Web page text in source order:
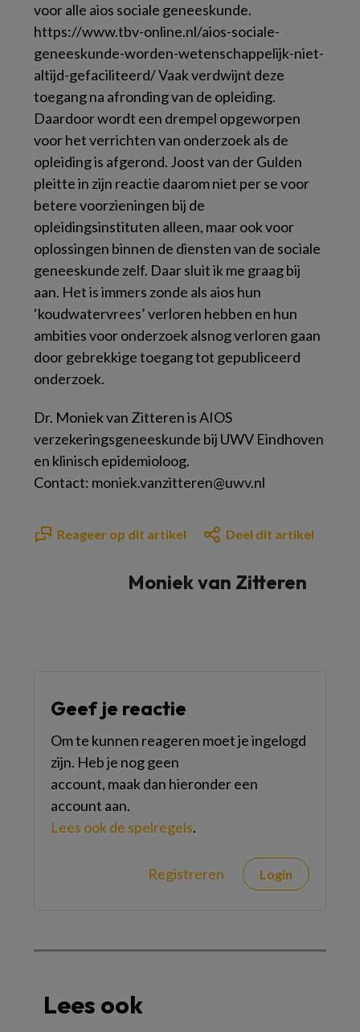
voor alle aios sociale geneeskunde.
https://www.tbv-online.nl/aios-sociale-
geneeskunde-worden-wetenschappelijk-niet-
altijd-gefaciliteerd/ Vaak verdwijnt deze
toegang na afronding van de opleiding.
Daardoor wordt een drempel opgeworpen
voor het verrichten van onderzoek als de
opleiding is afgerond. Joost van der Gulden
pleitte in zijn reactie daarom niet per se voor
betere voorzieningen bij de
opleidingsinstituten alleen, maar ook voor
oplossingen binnen de diensten van de sociale
geneeskunde zelf. Daar sluit ik me graag bij
aan. Het is immers zonde als aios hun
‘koudwatervrees’ verloren hebben en hun
ambities voor onderzoek alsnog verloren gaan
door gebrekkige toegang tot gepubliceerd
onderzoek.
Dr. Moniek van Zitteren is AIOS
verzekeringsgeneeskunde bij UWV Eindhoven
en klinisch epidemioloog.
Contact: moniek.vanzitteren@uwv.nl
Reageer op dit artikel Deel dit artikel
Moniek van Zitteren
Geef je reactie
Om te kunnen reageren moet je ingelogd
zijn. Heb je nog geen
account, maak dan hieronder een
account aan.
Lees ook de spelregels.
Registreren Login
Lees ook